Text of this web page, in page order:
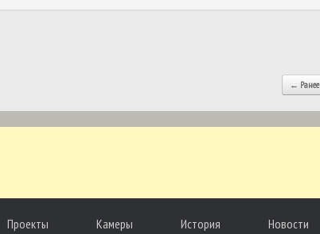
← Ранее
Проекты Камеры История Новости